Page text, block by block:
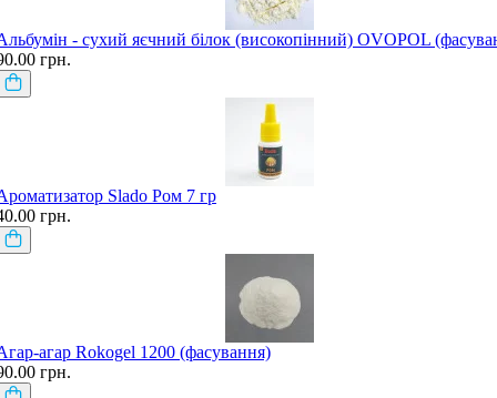
- сухий яєчний білок (високопінний) OVOPOL
грн.
Slado Ром 7 гр
грн.
агар Rokogel 1200 (фасування)
грн.